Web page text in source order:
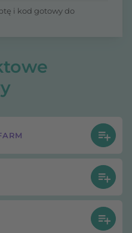
i kod gotowy do